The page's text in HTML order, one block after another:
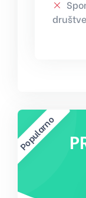
Popularno